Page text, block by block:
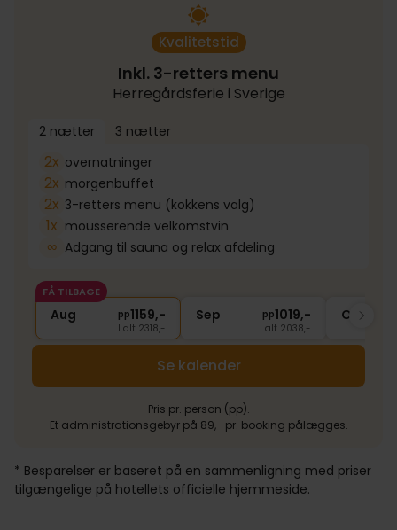
Kvalitetstid
Inkl. 3-retters menu
Herregårdsferie i Sverige
2 nætter 3 nætter
2x overnatninger
2x morgenbuffet
2x 3-retters menu (kokkens valg)
1x mousserende velkomstvin
∞ Adgang til sauna og relax afdeling
FÅ TILBAGE
Aug pp1159,-
I alt 2318,-
Sep pp1019,-
I alt 2038,-
Okt
Se kalender
Pris pr. person (pp).
Et administrationsgebyr på 89,- pr. booking pålægges.
* Besparelser er baseret på en sammenligning med priser
tilgængelige på hotellets officielle hjemmeside.